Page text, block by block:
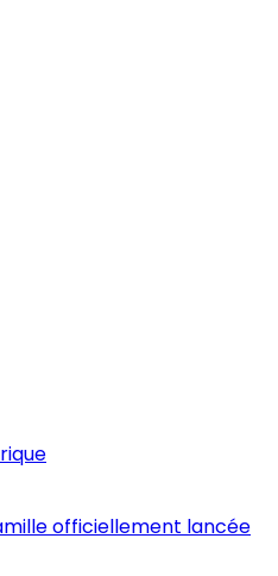
officiellement lancée